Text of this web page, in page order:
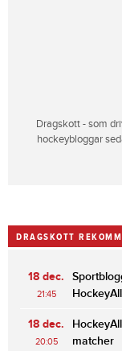
Dragskott - som
hockeybloggar
DRAGSKOTT
18 dec.
21:45
18 dec.
20:05
matcher